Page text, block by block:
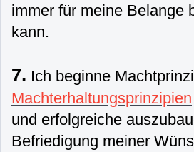
immer für meine Belange
kann.
7. Ich beginne
Machterhaltungsprinzipien
und erfolgreiche
Befriedigung meiner